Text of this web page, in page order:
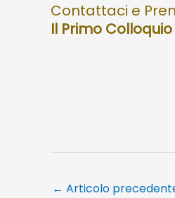
Contattaci e
Il Primo
← Articolo